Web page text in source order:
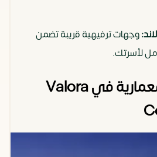
وجهات ترفيهية قريبة تضمن
لأسرتك.
الهندسة المعمارية في Valora